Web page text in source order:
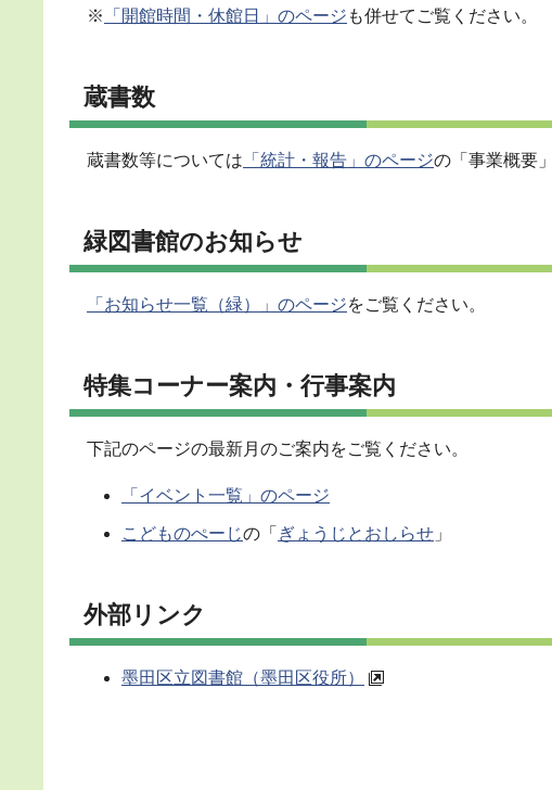
※ 「開館時間・休館日」のページ も併せてご覧ください。
蔵書数
蔵書数等については 「統計・報告」のページの「事業概要
緑図書館のお知らせ
「お知らせ一覧（緑）」のページをご覧ください。
特集コーナー案内・行事案内
下記のページの最新月のご案内をご覧ください。
「イベント一覧」のページ
こどものぺーじの「 ぎょうじとおしらせ 」
外部リンク
墨田区立図書館（墨田区役所）